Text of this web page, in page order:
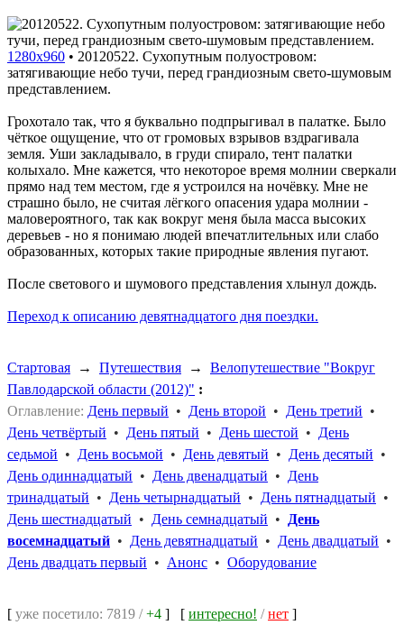
1280x960 • 20120522. Сухопутным полуостровом:
затягивающие небо тучи, перед грандиозным свето-шумовым
представлением.
Грохотало так, что я буквально подпрыгивал в палатке. Было
чёткое ощущение, что от громовых взрывов вздрагивала
земля. Уши закладывало, в груди спирало, тент палатки
колыхало. Мне кажется, что некоторое время молнии сверкали
прямо над тем местом, где я устроился на ночёвку. Мне не
страшно было, не считая лёгкого опасения удара молнии -
маловероятного, так как вокруг меня была масса высоких
деревьев - но я понимаю людей впечатлительных или слабо
образованных, которых такие природные явления пугают.
После светового и шумового представления хлынул дождь.
Переход к описанию девятнадцатого дня поездки.
Стартовая → Путешествия → Велопутешествие "Вокруг
Павлодарской области (2012)" :
Оглавление: День первый • День второй • День третий •
День четвёртый • День пятый • День шестой • День
седьмой • День восьмой • День девятый • День десятый •
День одиннадцатый • День двенадцатый • День
тринадцатый • День четырнадцатый • День пятнадцатый •
День шестнадцатый • День семнадцатый •
День
восемнадцатый • День девятнадцатый • День двадцатый •
День двадцать первый • Анонс • Оборудование
[ уже посетило: 7819 /+4 ] [ интересно! /нет ]